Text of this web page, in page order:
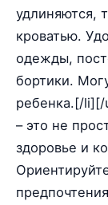
удлиняются,
кроватью.
одежды,
бортики.
ребенка.[/li][/
– это не
здоровье и